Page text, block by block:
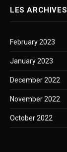
LES ARCHIVES
February 2023
January 2023
December 2022
November 2022
October 2022